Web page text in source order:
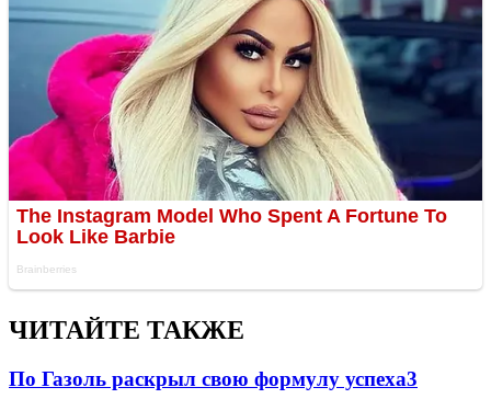
ЧИТАЙТЕ ТАКЖЕ
По Газоль раскрыл свою формулу успеха3